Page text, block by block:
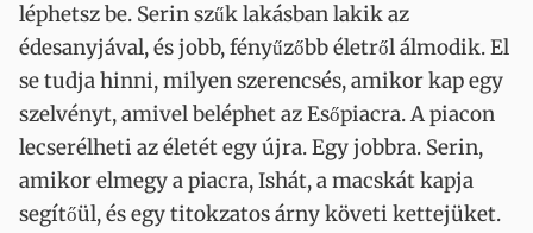
léphetsz be. Serin szűk lakásban lakik az
édesanyjával, és jobb, fényűzőbb életről álmodik. El
se tudja hinni, milyen szerencsés, amikor kap egy
szelvényt, amivel beléphet az Esőpiacra. A piacon
lecserélheti az életét egy újra. Egy jobbra. Serin,
amikor elmegy a piacra, Ishát, a macskát kapja
segítőül, és egy titokzatos árny követi kettejüket.